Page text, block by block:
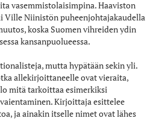
vasemmistolaisimpina. Haaviston
Ville Niinistön puheenjohtajakaudella
koska Suomen vihreiden ydin
kansanpuolueessa.
mutta hypätään sekin yli.
allekirjoittaneelle ovat vieraita,
mitä tarkoittaa esimerkiksi
Kirjoittaja esittelee
ja ainakin itselle nimet ovat lähes